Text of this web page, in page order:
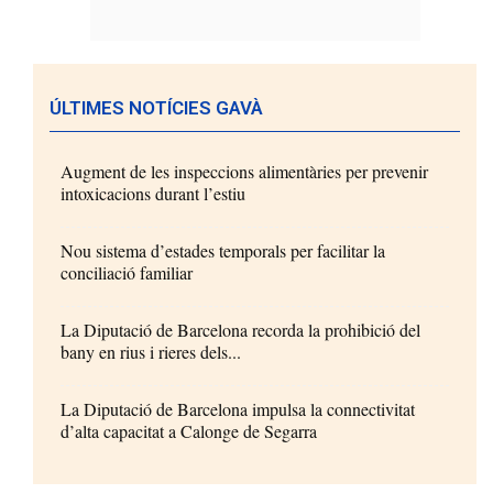
ÚLTIMES NOTÍCIES GAVÀ
Augment de les inspeccions alimentàries per prevenir
intoxicacions durant l’estiu
Nou sistema d’estades temporals per facilitar la
conciliació familiar
La Diputació de Barcelona recorda la prohibició del
bany en rius i rieres dels...
La Diputació de Barcelona impulsa la connectivitat
d’alta capacitat a Calonge de Segarra